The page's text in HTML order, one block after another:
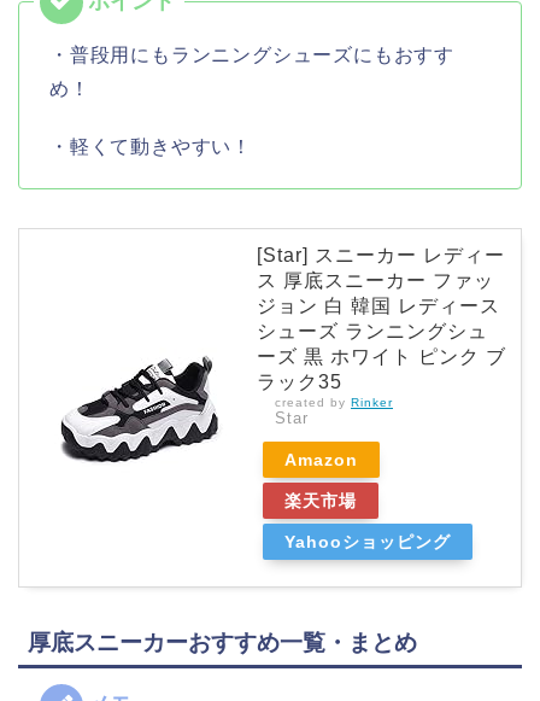
・普段用にもランニングシューズにもおすす
め！
・軽くて動きやすい！
[Star] スニーカー レディー
ス 厚底スニーカー ファッ
ジョン 白 韓国 レディース
シューズ ランニングシュ
ーズ 黒 ホワイト ピンク ブ
ラック35
created by Rinker
Star
Amazon
楽天市場
Yahooショッピング
厚底スニーカーおすすめ一覧・まとめ